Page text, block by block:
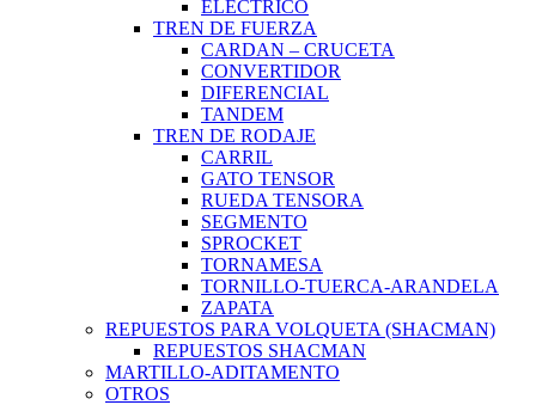
ELECTRICO
TREN DE FUERZA
CARDAN – CRUCETA
CONVERTIDOR
DIFERENCIAL
TANDEM
TREN DE RODAJE
CARRIL
GATO TENSOR
RUEDA TENSORA
SEGMENTO
SPROCKET
TORNAMESA
TORNILLO-TUERCA-ARANDELA
ZAPATA
REPUESTOS PARA VOLQUETA (SHACMAN)
REPUESTOS SHACMAN
MARTILLO-ADITAMENTO
OTROS